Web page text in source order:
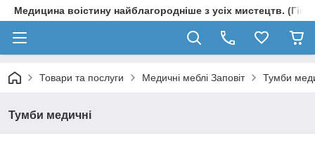
Медицина воістину найблагородніше з усіх мистецтв.
Товари та послуги Медичні меблі Заповіт Тумби
Тумби медичні